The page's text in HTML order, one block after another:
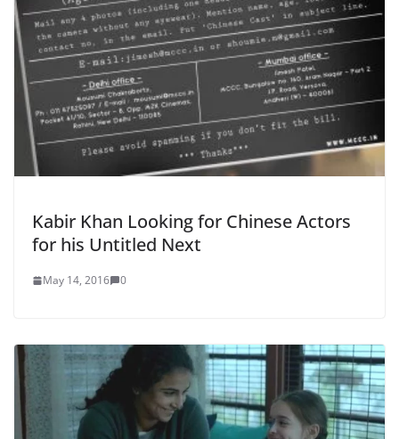
Kabir Khan Looking for Chinese Actors
for his Untitled Next
May 14, 2016 0